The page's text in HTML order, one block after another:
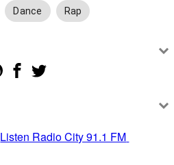
Dance Rap
Listen Radio City 91.1 FM